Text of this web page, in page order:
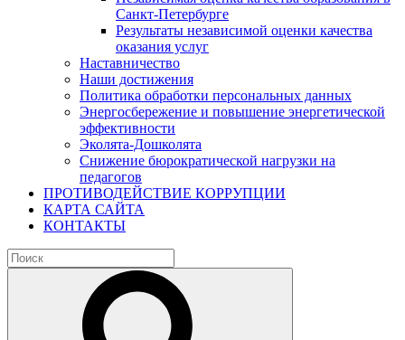
Санкт-Петербурге
Результаты независимой оценки качества
оказания услуг
Наставничество
Наши достижения
Политика обработки персональных данных
Энергосбережение и повышение энергетической
эффективности
Эколята-Дошколята
Снижение бюрократической нагрузки на
педагогов
ПРОТИВОДЕЙСТВИЕ КОРРУПЦИИ
КАРТА САЙТА
КОНТАКТЫ